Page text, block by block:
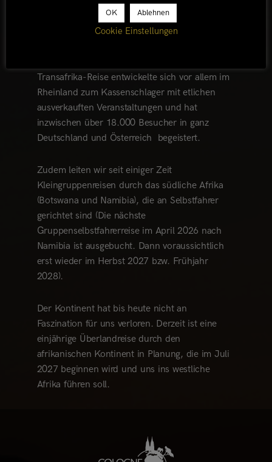
Seit 2013 zeigen wir unsere Multivision
Transafrika-Reise entwickelte sich vor allem im
Rheinland zum Kassenschlager mit etlichen
ausverkauften Veranstaltungen und hat
inzwischen über 18.000 Besucher in ganz
Deutschland und Österreich begeistert.
Zudem leiten wir seit einiger Zeit
Kleingruppenreisen durch das südliche Afrika
(Botswana und Namibia), die an Selbstfahrer
gerichtet sind (Die nächste
Gruppenselbstfahrerreise im April 2026 nach
Namibia ist ausgebucht. Dann voraussichtlich
erst wieder im Herbst 2027 bzw. Frühjahr
2028).
Der Kontinent hat bis heute nicht an
Faszination für uns verloren. Derzeit ist eine
einjährige Überlandreise durch den
afrikanischen Kontinent in Planung, die im Juli
2027 beginnen wird und uns ins westliche
Afrika führen soll.
OK Ablehnen
Cookie Einstellungen